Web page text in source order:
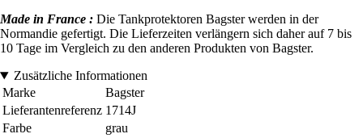
Made in France : Die Tankprotektoren Bagster werden in der
Normandie gefertigt. Die Lieferzeiten verlängern sich daher auf 7 bis
10 Tage im Vergleich zu den anderen Produkten von Bagster.
Zusätzliche Informationen
Marke
Bagster
Lieferantenreferenz 1714J
Farbe
grau